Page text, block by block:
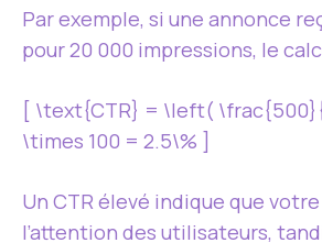
Par exemple, si une annonce
pour 20 000 impressions, le
[ \text{CTR} = \left(
\times 100 = 2.5\% ]
Un CTR élevé indique que
l’attention des utilisateurs,